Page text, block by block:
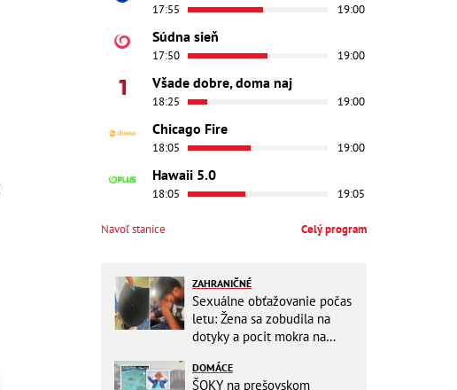
17:55 19:00
Súdna sieň
17:50 19:00
Všade dobre, doma naj
18:25 19:00
Chicago Fire
18:05 19:00
Hawaii 5.0
18:05 19:05
Navoľ stanice Celý program
ZAHRANIČNÉ
Sexuálne obťažovanie počas
letu: Žena sa zobudila na
dotyky a pocit mokra na
priznal
DOMÁCE
ŠOKY na prešovskom